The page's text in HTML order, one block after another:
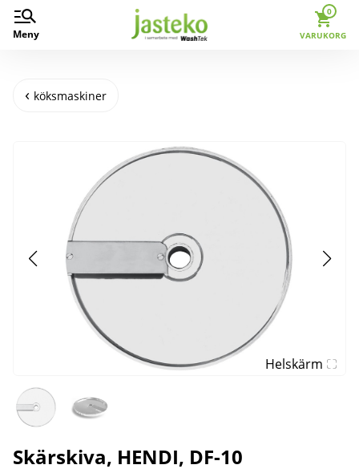
Meny
0
VARUKORG
köksmaskiner
Helskärm
Skärskiva, HENDI, DF-10